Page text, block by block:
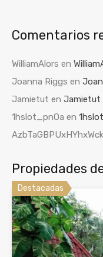
Comentarios
WilliamAlors en
Joanna Riggs en
Jamietut en Jamietut
1hslot_pnOa en
Propiedades
Destacadas